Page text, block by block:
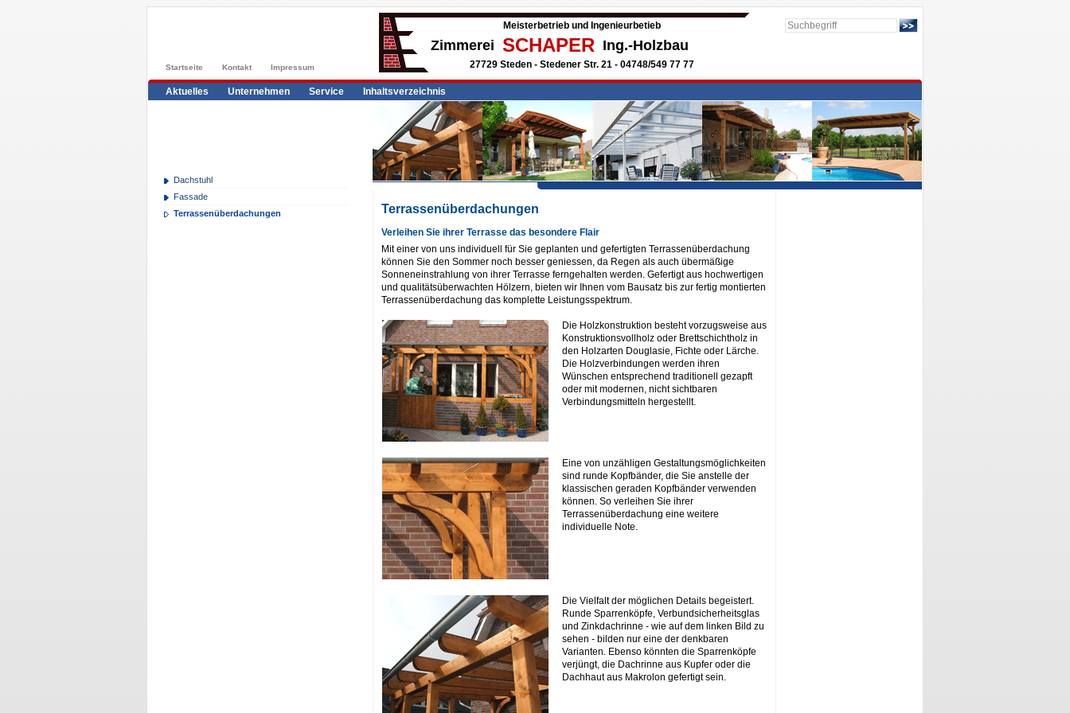
Startseite Kontakt Impressum
Meisterbetrieb und Ingenieurbetieb
Zimmerei SCHAPER Ing.-Holzbau
27729 Steden - Stedener Str. 21 - 04748/549 77 77
Aktuelles Unternehmen Service Inhaltsverzeichnis
Dachstuhl
Fassade
Terrassenüberdachungen
Terrassenüberdachungen
Verleihen Sie ihrer Terrasse das besondere Flair
Mit einer von uns individuell für Sie geplanten und gefertigten Terrassenüberdachung
können Sie den Sommer noch besser geniessen, da Regen als auch übermäßige
Sonneneinstrahlung von ihrer Terrasse ferngehalten werden. Gefertigt aus hochwertigen
und qualitätsüberwachten Hölzern, bieten wir Ihnen vom Bausatz bis zur fertig montierten
Terrassenüberdachung das komplette Leistungsspektrum.
Die Holzkonstruktion besteht vorzugsweise aus
Konstruktionsvollholz oder Brettschichtholz in
den Holzarten Douglasie, Fichte oder Lärche.
Die Holzverbindungen werden ihren
Wünschen entsprechend traditionell gezapft
oder mit modernen, nicht sichtbaren
Verbindungsmitteln hergestellt.
Eine von unzähligen Gestaltungsmöglichkeiten
sind runde Kopfbänder, die Sie anstelle der
klassischen geraden Kopfbänder verwenden
können. So verleihen Sie ihrer
Terrassenüberdachung eine weitere
individuelle Note.
Die Vielfalt der möglichen Details begeistert.
Runde Sparrenköpfe, Verbundsicherheitsglas
und Zinkdachrinne - wie auf dem linken Bild zu
sehen - bilden nur eine der denkbaren
Varianten. Ebenso könnten die Sparrenköpfe
verjüngt, die Dachrinne aus Kupfer oder die
Dachhaut aus Makrolon gefertigt sein.